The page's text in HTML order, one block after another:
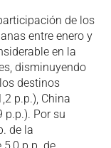
de los
entre enero y
en la
disminuyendo
destinos
p.p.), China
p.p.). Por su
de la
p.p. de